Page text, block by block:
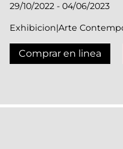
29/10/2022 - 04/06/2023
Exhibicion|Arte
Comprar en linea